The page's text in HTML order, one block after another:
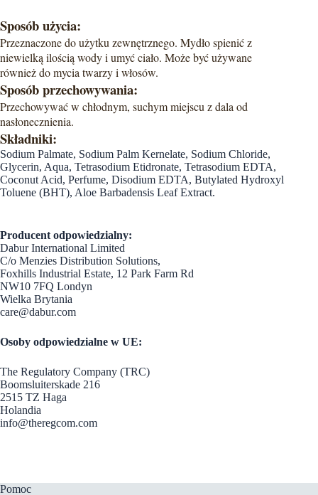
Sposób użycia:
Przeznaczone do użytku zewnętrznego. Mydło spienić z
niewielką ilością wody i umyć ciało. Może być używane
również do mycia twarzy i włosów.
Sposób przechowywania:
Przechowywać w chłodnym, suchym miejscu z dala od
nasłonecznienia.
Składniki:
Sodium Palmate, Sodium Palm Kernelate, Sodium Chloride,
Glycerin, Aqua, Tetrasodium Etidronate, Tetrasodium EDTA,
Coconut Acid, Perfume, Disodium EDTA, Butylated Hydroxyl
Toluene (BHT), Aloe Barbadensis Leaf Extract.
Producent odpowiedzialny:
Dabur International Limited
C/o Menzies Distribution Solutions,
Foxhills Industrial Estate, 12 Park Farm Rd
NW10 7FQ Londyn
Wielka Brytania
care@dabur.com
Osoby odpowiedzialne w UE:
The Regulatory Company (TRC)
Boomsluiterskade 216
2515 TZ Haga
Holandia
info@theregcom.com
Pomoc